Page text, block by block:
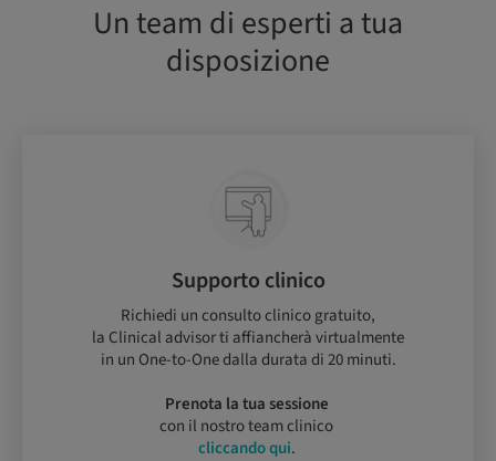
Un team di esperti a tua
disposizione
Supporto clinico
Richiedi un consulto clinico gratuito,
la Clinical advisor ti affiancherà virtualmente
in un One-to-One dalla durata di 20 minuti.
Prenota la tua sessione
con il nostro team clinico
cliccando qui.